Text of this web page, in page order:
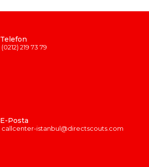
Telefon
(0212) 219 73 79
E-Posta
callcenter-istanbul@directscouts.com